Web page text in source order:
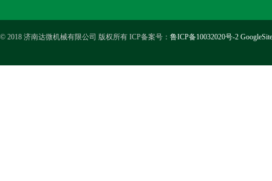
© 2018 济南达微机械有限公司 版权所有 ICP备案号： 鲁ICP备10032020号-2